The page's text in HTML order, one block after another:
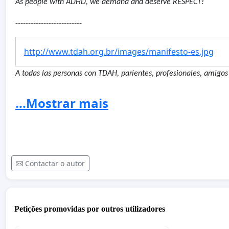
As people with ADHD, we demand and deserve RESPECT!
--------------------------
http://www.tdah.org.br/images/manifesto-es.jpg
A todas las personas con TDAH, parientes, profesionales,
causa sobre el TDAH que se configuran como verdaderas
el TDAH y discrepan inclusive de los protocolos y
Brasil como signatario
especial para nosotros, personas con TDAH y familiares que su
...Mostrar mais
Contactar o autor
Petições promovidas por outros utilizadores